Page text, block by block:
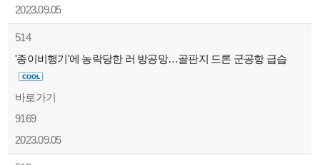
2023.09.05
514
'종이비행기'에 농락당한 러 방공망…골판지 드론 군공항 급습
바로가기
9169
2023.09.05